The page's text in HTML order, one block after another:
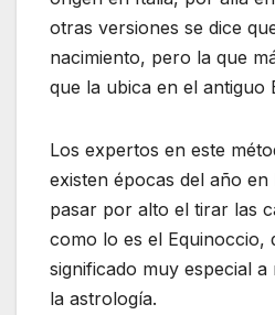
otras versiones se dice
nacimiento, pero la que
que la ubica en el antiguo
Los expertos en este
existen épocas del año
pasar por alto el tirar las
como lo es el Equinoccio,
significado muy especial
la astrología.